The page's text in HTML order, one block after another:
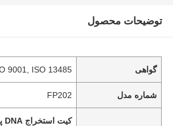
توضیحات محصول
گواهی 9001, ISO 13485
شماره مدل FP202
کیت استخراج DNA پلاسمید با حجم زیاد